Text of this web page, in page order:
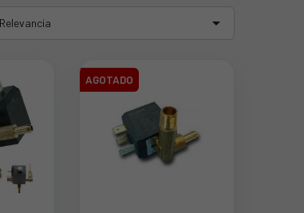
Relevancia 
AGOTADO